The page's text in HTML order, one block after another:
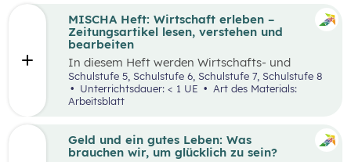
Handlungsoptionen für den Alltag offenzulegen,
zu diskutieren und in einer abschließenden
Portfolioaufgabe kreativ zu bearbeiten.
MISCHA Heft: Wirtschaft erleben –
Zeitungsartikel lesen, verstehen und
bearbeiten
In diesem Heft werden Wirtschafts- und
Lesekompetenz miteinander verknüpft.Schulstufe 5, Schulstufe 6, Schulstufe 7, Schulstufe 8
Unterrichtsdauer: < 1 UE
Arbeitsblatt
Geld und ein gutes Leben: Was
brauchen wir, um glücklich zu sein?